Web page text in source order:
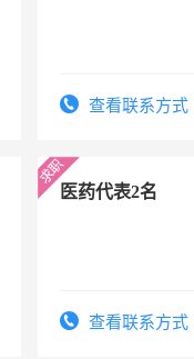
查看联系方式
医药代表2名
查看联系方式